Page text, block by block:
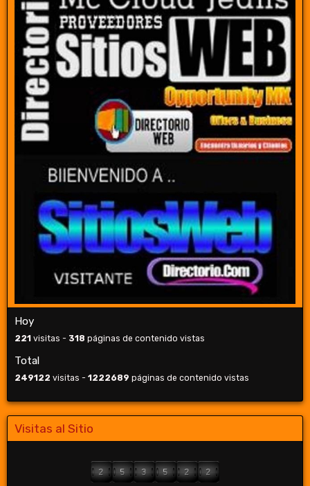
Hoy
221 visitas - 318 páginas de contenido vistas
Total
249122 visitas - 1222689 páginas de contenido vistas
Visitas al Sitio